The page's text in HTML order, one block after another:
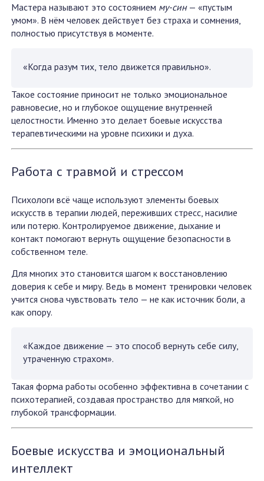
Мастера называют это состоянием му-син— «пустым
умом». В нём человек действует без страха и сомнения,
полностью присутствуя в моменте.
«Когда разум тих, тело движется правильно».
Такое состояние приносит не только эмоциональное
равновесие, но и глубокое ощущение внутренней
целостности. Именно это делает боевые искусства
терапевтическими на уровне психики и духа.
Работа с травмой и стрессом
Психологи всё чаще используют элементы боевых
искусств в терапии людей, переживших стресс, насилие
или потерю. Контролируемое движение, дыхание и
контакт помогают вернуть ощущение безопасности в
собственном теле.
Для многих это становится шагом к восстановлению
доверия к себе и миру. Ведь в момент тренировки человек
учится снова чувствовать тело — не как источник боли, а
как опору.
«Каждое движение — это способ вернуть себе силу,
утраченную страхом».
Такая форма работы особенно эффективна в сочетании с
психотерапией, создавая пространство для мягкой, но
глубокой трансформации.
Боевые искусства и эмоциональный
интеллект